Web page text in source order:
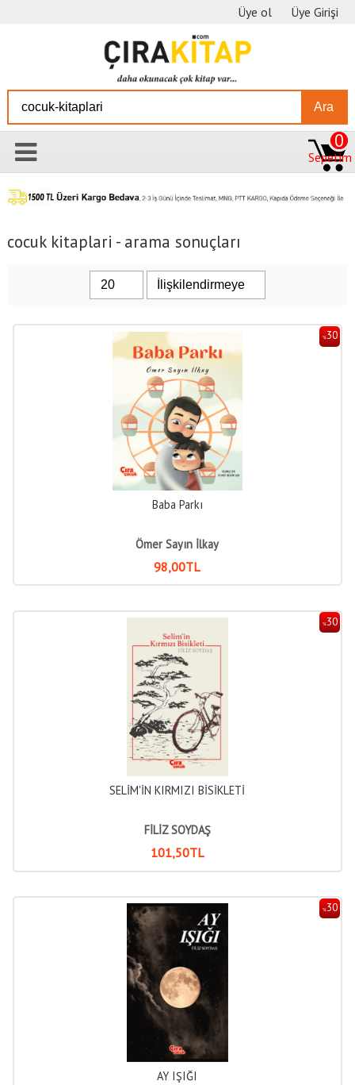
Üye ol Üye Girişi
Ara
Sepetim
0
cocuk kitaplari - arama sonuçları
%30
Baba Parkı
Ömer Sayın İlkay
98,00TL
%30
SELİM'İN KIRMIZI BİSİKLETİ
FİLİZ SOYDAŞ
101,50TL
%30
AY IŞIĞI